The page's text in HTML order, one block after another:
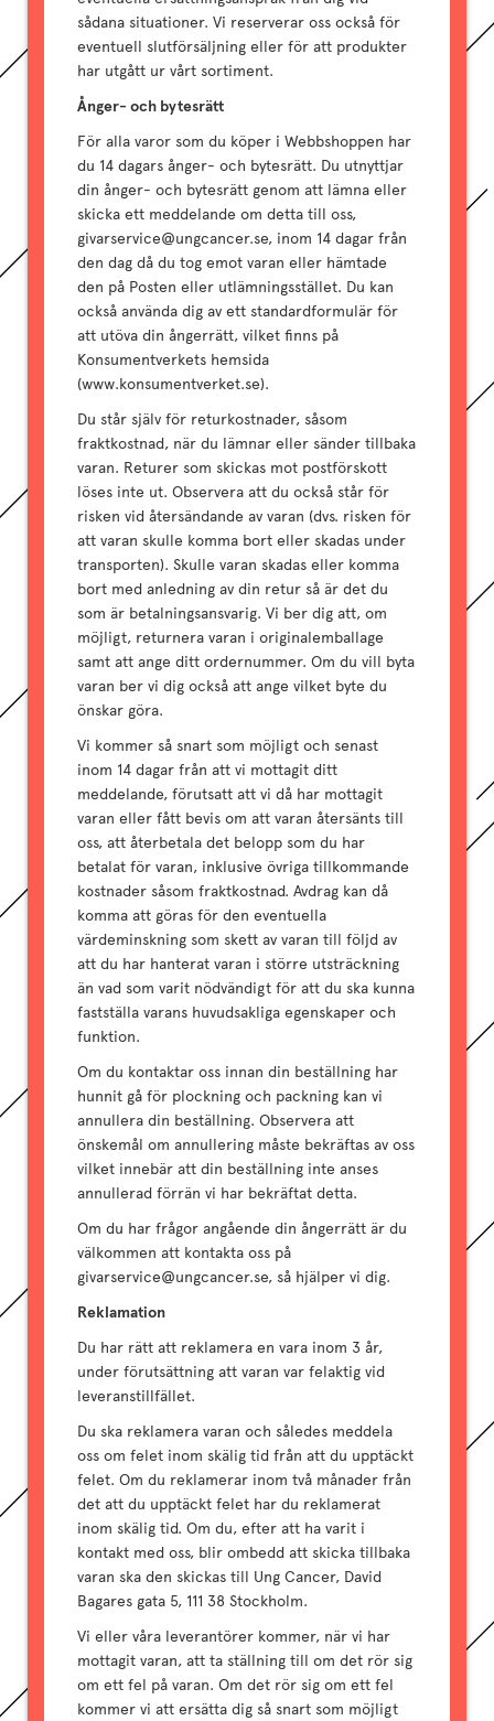
sådana situationer. Vi reserverar oss också för
eventuell slutförsäljning eller för att produkter
har utgått ur vårt sortiment.
Ånger- och bytesrätt
För alla varor som du köper i Webbshoppen har
du 14 dagars ånger- och bytesrätt. Du utnyttjar
din ånger- och bytesrätt genom att lämna eller
skicka ett meddelande om detta till oss,
givarservice@ungcancer.se, inom 14 dagar från
den dag då du tog emot varan eller hämtade
den på Posten eller utlämningsstället. Du kan
också använda dig av ett standardformulär för
att utöva din ångerrätt, vilket finns på
Konsumentverkets hemsida
(www.konsumentverket.se).
Du står själv för returkostnader, såsom
fraktkostnad, när du lämnar eller sänder tillbaka
varan. Returer som skickas mot postförskott
löses inte ut. Observera att du också står för
risken vid återsändande av varan (dvs. risken för
att varan skulle komma bort eller skadas under
transporten). Skulle varan skadas eller komma
bort med anledning av din retur så är det du
som är betalningsansvarig. Vi ber dig att, om
möjligt, returnera varan i originalemballage
samt att ange ditt ordernummer. Om du vill byta
varan ber vi dig också att ange vilket byte du
önskar göra.
Vi kommer så snart som möjligt och senast
inom 14 dagar från att vi mottagit ditt
meddelande, förutsatt att vi då har mottagit
varan eller fått bevis om att varan återsänts till
oss, att återbetala det belopp som du har
betalat för varan, inklusive övriga tillkommande
kostnader såsom fraktkostnad. Avdrag kan då
komma att göras för den eventuella
värdeminskning som skett av varan till följd av
att du har hanterat varan i större utsträckning
än vad som varit nödvändigt för att du ska kunna
fastställa varans huvudsakliga egenskaper och
funktion.
Om du kontaktar oss innan din beställning har
hunnit gå för plockning och packning kan vi
annullera din beställning. Observera att
önskemål om annullering måste bekräftas av oss
vilket innebär att din beställning inte anses
annullerad förrän vi har bekräftat detta.
Om du har frågor angående din ångerrätt är du
välkommen att kontakta oss på
givarservice@ungcancer.se, så hjälper vi dig.
Reklamation
Du har rätt att reklamera en vara inom 3 år,
under förutsättning att varan var felaktig vid
leveranstillfället.
Du ska reklamera varan och således meddela
oss om felet inom skälig tid från att du upptäckt
felet. Om du reklamerar inom två månader från
det att du upptäckt felet har du reklamerat
inom skälig tid. Om du, efter att ha varit i
kontakt med oss, blir ombedd att skicka tillbaka
varan ska den skickas till Ung Cancer, David
Bagares gata 5, 111 38 Stockholm.
Vi eller våra leverantörer kommer, när vi har
mottagit varan, att ta ställning till om det rör sig
om ett fel på varan. Om det rör sig om ett fel
kommer vi att ersätta dig så snart som möjligt